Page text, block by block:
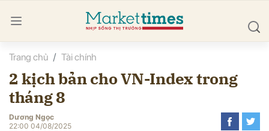
Trang chủ Tài chính
2 kịch bản cho VN-Index trong
tháng 8
Dương Ngọc
22:00 04/08/2025
luận